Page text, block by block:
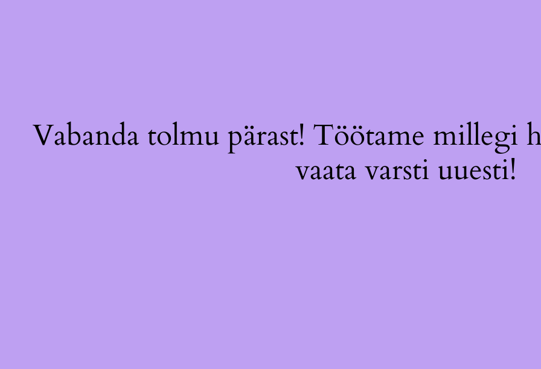
Vabanda tolmu pärast! Töötame millegi
vaata varsti uuesti!